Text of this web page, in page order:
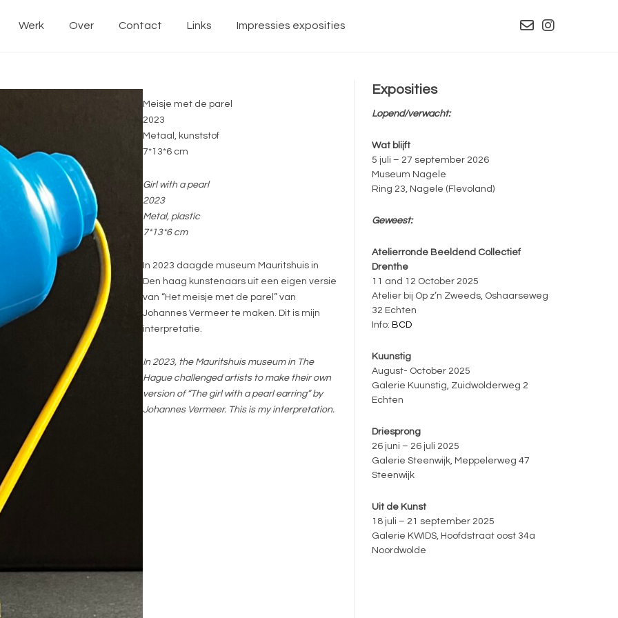
Werk Over Contact Links Impressies exposities
Meisje met de parel
2023
Metaal, kunststof
7*13*6 cm
Girl with a pearl
2023
Metal, plastic
7*13*6 cm
In 2023 daagde museum Mauritshuis in
Den haag kunstenaars uit een eigen versie
van “Het meisje met de parel” van
Johannes Vermeer te maken. Dit is mijn
interpretatie.
In 2023, the Mauritshuis museum in The
Hague challenged artists to make their own
version of “The girl with a pearl earring” by
Johannes Vermeer. This is my interpretation.
Exposities
Lopend/verwacht:
Wat blijft
5 juli – 27 september 2026
Museum Nagele
Ring 23, Nagele (Flevoland)
Geweest:
Atelierronde Beeldend Collectief
Drenthe
11 and 12 October 2025
Atelier bij Op z’n Zweeds, Oshaarseweg
32 Echten
Info: BCD
Kuunstig
August- October 2025
Galerie Kuunstig, Zuidwolderweg 2
Echten
Driesprong
26 juni – 26 juli 2025
Galerie Steenwijk, Meppelerweg 47
Steenwijk
Uit de Kunst
18 juli – 21 september 2025
Galerie KWIDS, Hoofdstraat oost 34a
Noordwolde